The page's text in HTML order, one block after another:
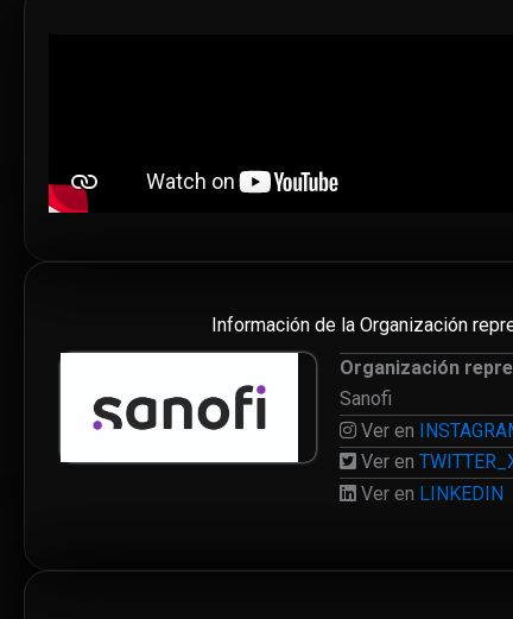
Información de la Organización
Organización
Sanofi
Ver en
Ver en
Ver en LINKEDIN